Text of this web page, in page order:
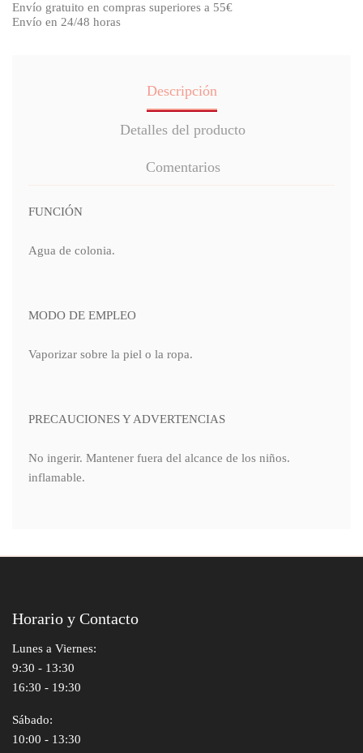
Envío gratuito en compras superiores a 55€
Envío en 24/48 horas
Descripción
Detalles del producto
Comentarios
FUNCIÓN
Agua de colonia.
MODO DE EMPLEO
Vaporizar sobre la piel o la ropa.
PRECAUCIONES Y ADVERTENCIAS
No ingerir. Mantener fuera del alcance de los niños.
inflamable.
Horario y Contacto
Lunes a Viernes:
9:30 - 13:30
16:30 - 19:30
Sábado:
10:00 - 13:30